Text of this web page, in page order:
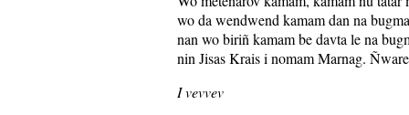
wo da wendwend kamam dan na
nan wo biriñ kamam be davta le na
nin Jisas Krais i nomam Marnag.
I vevvev